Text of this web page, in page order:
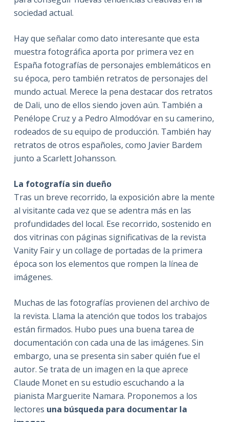
sociedad actual.
Hay que señalar como dato interesante que esta
muestra fotográfica aporta por primera vez en
España fotografías de personajes emblemáticos en
su época, pero también retratos de personajes del
mundo actual. Merece la pena destacar dos retratos
de Dali, uno de ellos siendo joven aún. También a
Penélope Cruz y a Pedro Almodóvar en su camerino,
rodeados de su equipo de producción. También hay
retratos de otros españoles, como Javier Bardem
junto a Scarlett Johansson.
La fotografía sin dueño
Tras un breve recorrido, la exposición abre la mente
al visitante cada vez que se adentra más en las
profundidades del local. Ese recorrido, sostenido en
dos vitrinas con páginas significativas de la revista
Vanity Fair y un collage de portadas de la primera
época son los elementos que rompen la línea de
imágenes.
Muchas de las fotografías provienen del archivo de
la revista. Llama la atención que todos los trabajos
están firmados. Hubo pues una buena tarea de
documentación con cada una de las imágenes. Sin
embargo, una se presenta sin saber quién fue el
autor. Se trata de un imagen en la que aprece
Claude Monet en su estudio escuchando a la
pianista Marguerite Namara. Proponemos a los
lectores una búsqueda para documentar la